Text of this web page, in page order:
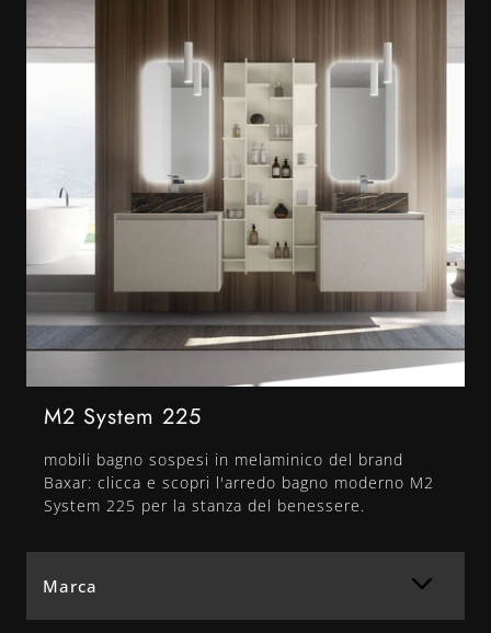
Marca
M2 System 225
mobili bagno sospesi in melaminico del brand
Baxar: clicca e scopri l'arredo bagno moderno M2
System 225 per la stanza del benessere.